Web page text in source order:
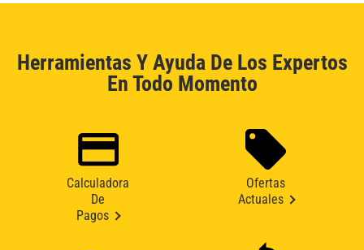
Herramientas Y Ayuda De Los Expertos
En Todo Momento
Calculadora
De
Pagos
Ofertas
Actuales